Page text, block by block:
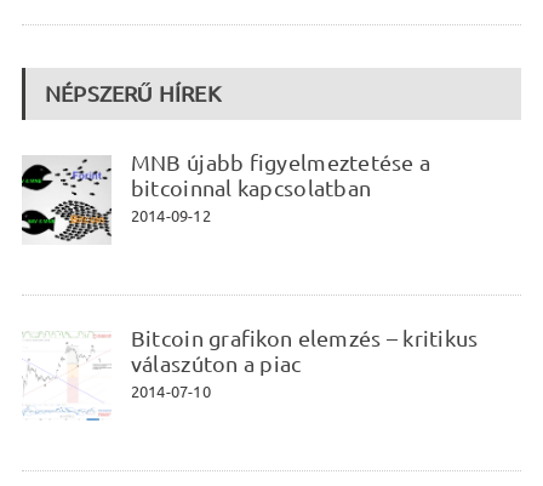
NÉPSZERŰ HÍREK
MNB újabb figyelmeztetése a
bitcoinnal kapcsolatban
2014-09-12
Bitcoin grafikon elemzés – kritikus
válaszúton a piac
2014-07-10